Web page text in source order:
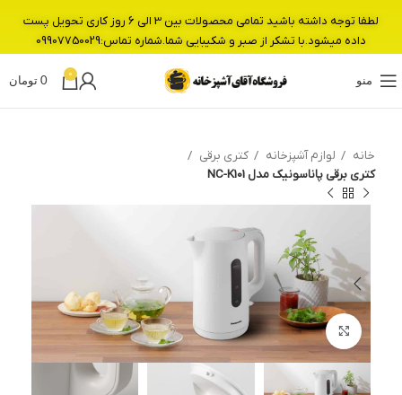
منو
0
0 تومان
خانه لوازم آشپزخانه
کتری برقی
کتری برقی پاناسونیک مدل NC-K101
بزرگنمایی تصویر
لطفا توجه داشته باشید تمامی محصولات بین 3 الی 6 روز کاری تحویل پست
داده میشود.با تشکر از صبر و شکیبایی شما.شماره تماس:09907750029